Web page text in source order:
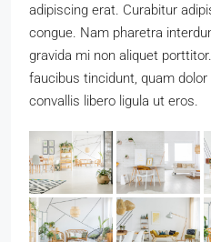
adipiscing erat. Curabitur
congue. Nam pharetra
gravida mi non aliquet
faucibus tincidunt, quam
convallis libero ligula ut eros.